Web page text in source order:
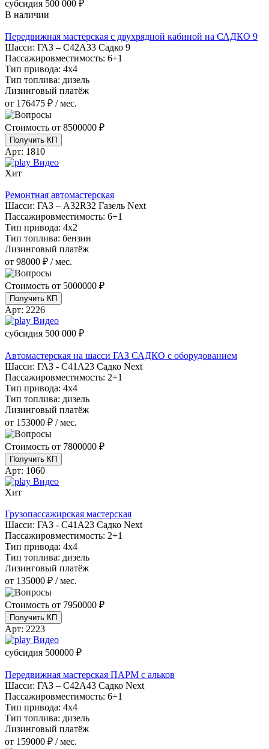
субсидия 500 000 ₽
В наличии
Передвижная мастерская с двухрядной кабиной на САДКО 9
Шасси: ГАЗ – С42А33 Садко 9
Пассажировместимость: 6+1
Тип привода: 4х4
Тип топлива: дизель
Лизинговый платёж
от 176475 ₽ / мес.
Стоимость от 8500000 ₽
Получить КП
Арт: 1810
Видео
Хит
Ремонтная автомастерская
Шасси: ГАЗ – A32R32 Газель Next
Пассажировместимость: 6+1
Тип привода: 4х2
Тип топлива: бензин
Лизинговый платёж
от 98000 ₽ / мес.
Стоимость от 5000000 ₽
Получить КП
Арт: 2226
Видео
субсидия 500 000 ₽
Автомастерская на шасси ГАЗ САДКО с оборудованием
Шасси: ГАЗ - С41А23 Садко Next
Пассажировместимость: 2+1
Тип привода: 4х4
Тип топлива: дизель
Лизинговый платёж
от 153000 ₽ / мес.
Стоимость от 7800000 ₽
Получить КП
Арт: 1060
Видео
Хит
Грузопассажирская мастерская
Шасси: ГАЗ - С41А23 Садко Next
Пассажировместимость: 2+1
Тип привода: 4х4
Тип топлива: дизель
Лизинговый платёж
от 135000 ₽ / мес.
Стоимость от 7950000 ₽
Получить КП
Арт: 2223
Видео
субсидия 500000 ₽
Передвижная мастерская ПАРМ с альков
Шасси: ГАЗ – С42А43 Садко Next
Пассажировместимость: 6+1
Тип привода: 4х4
Тип топлива: дизель
Лизинговый платёж
от 159000 ₽ / мес.